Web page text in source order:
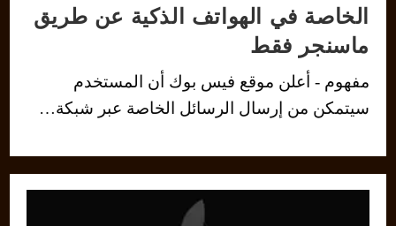
الخاصة في الهواتف الذكية عن طريق
ماسنجر فقط
مفهوم - أعلن موقع فيس بوك أن المستخدم
سيتمكن من إرسال الرسائل الخاصة عبر شبكة…